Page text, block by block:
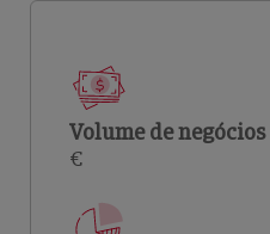
Volume de negócios
€